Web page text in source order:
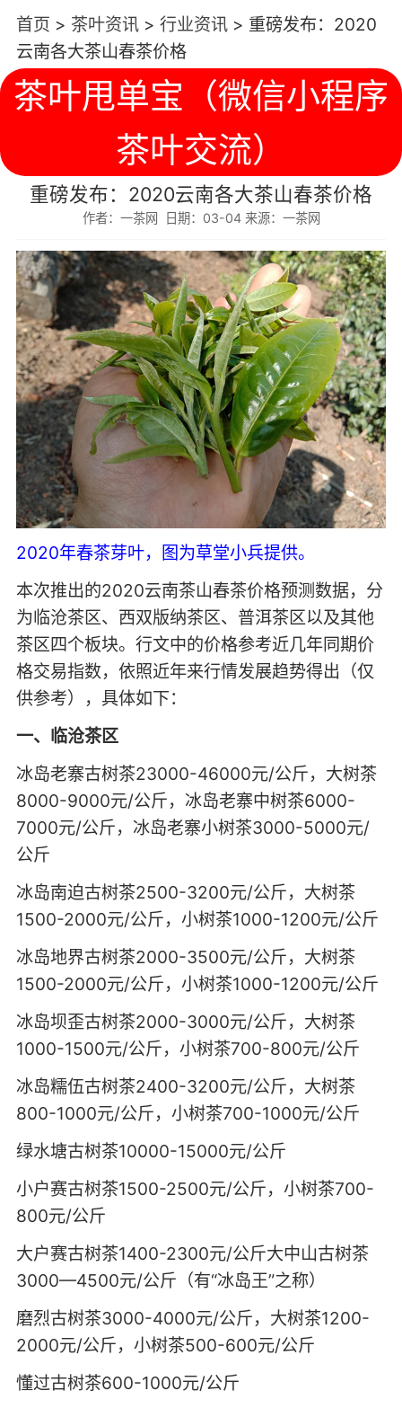
首页 > 茶叶资讯> 行业资讯> 重磅发布：2020
云南各大茶山春茶价格
茶叶甩单宝（微信小程序
茶叶交流）
重磅发布：2020云南各大茶山春茶价格
作者：一茶网 日期：03-04 来源：一茶网
2020年春茶芽叶，图为草堂小兵提供。
本次推出的2020云南茶山春茶价格预测数据，分
为临沧茶区、西双版纳茶区、普洱茶区以及其他
茶区四个板块。行文中的价格参考近几年同期价
格交易指数，依照近年来行情发展趋势得出（仅
供参考），具体如下：
一、临沧茶区
冰岛老寨古树茶23000-46000元/公斤，大树茶
8000-9000元/公斤，冰岛老寨中树茶6000-
7000元/公斤，冰岛老寨小树茶3000-5000元/
公斤
冰岛南迫古树茶2500-3200元/公斤，大树茶
1500-2000元/公斤，小树茶1000-1200元/公斤
冰岛地界古树茶2000-3500元/公斤，大树茶
1500-2000元/公斤，小树茶1000-1200元/公斤
冰岛坝歪古树茶2000-3000元/公斤，大树茶
1000-1500元/公斤，小树茶700-800元/公斤
冰岛糯伍古树茶2400-3200元/公斤，大树茶
800-1000元/公斤，小树茶700-1000元/公斤
绿水塘古树茶10000-15000元/公斤
小户赛古树茶1500-2500元/公斤，小树茶700-
800元/公斤
大户赛古树茶1400-2300元/公斤大中山古树茶
3000—4500元/公斤（有“冰岛王”之称）
磨烈古树茶3000-4000元/公斤，大树茶1200-
2000元/公斤，小树茶500-600元/公斤
懂过古树茶600-1000元/公斤